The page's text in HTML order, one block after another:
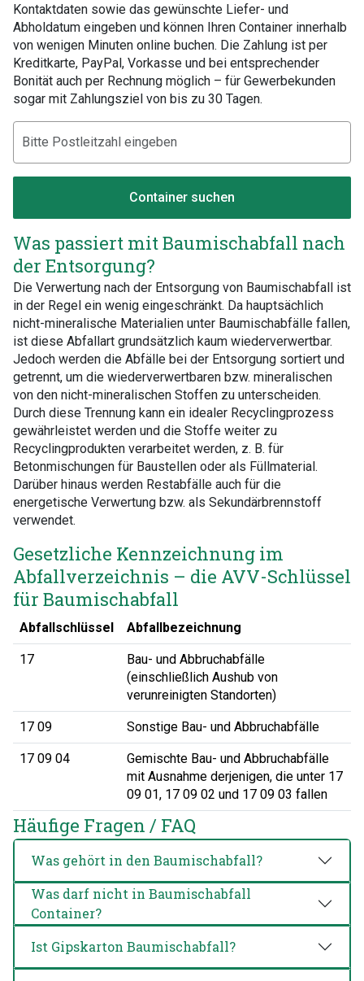
Kontaktdaten sowie das gewünschte Liefer- und
Abholdatum eingeben und können Ihren Container innerhalb
von wenigen Minuten online buchen. Die Zahlung ist per
Kreditkarte, PayPal, Vorkasse und bei entsprechender
Bonität auch per Rechnung möglich – für Gewerbekunden
sogar mit Zahlungsziel von bis zu 30 Tagen.
Container suchen
Was passiert mit Baumischabfall nach
der Entsorgung?
Die Verwertung nach der Entsorgung von Baumischabfall ist
in der Regel ein wenig eingeschränkt. Da hauptsächlich
nicht-mineralische Materialien unter Baumischabfälle fallen,
ist diese Abfallart grundsätzlich kaum wiederverwertbar.
Jedoch werden die Abfälle bei der Entsorgung sortiert und
getrennt, um die wiederverwertbaren bzw. mineralischen
von den nicht-mineralischen Stoffen zu unterscheiden.
Durch diese Trennung kann ein idealer Recyclingprozess
gewährleistet werden und die Stoffe weiter zu
Recyclingprodukten verarbeitet werden, z. B. für
Betonmischungen für Baustellen oder als Füllmaterial.
Darüber hinaus werden Restabfälle auch für die
energetische Verwertung bzw. als Sekundärbrennstoff
verwendet.
Gesetzliche Kennzeichnung im
Abfallverzeichnis – die AVV-Schlüssel
für Baumischabfall
Abfallschlüssel Abfallbezeichnung
17
Bau- und Abbruchabfälle
(einschließlich Aushub von
verunreinigten Standorten)
17 09 Sonstige Bau- und Abbruchabfälle
17 09 04
Gemischte Bau- und Abbruchabfälle
mit Ausnahme derjenigen, die unter 17
09 01, 17 09 02 und 17 09 03 fallen
Häufige Fragen / FAQ
Was gehört in den Baumischabfall?
Was darf nicht in Baumischabfall
Container?
Ist Gipskarton Baumischabfall?